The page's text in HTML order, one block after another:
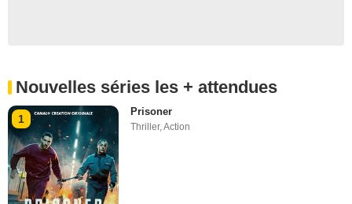
Nouvelles séries les + attendues
1
Prisoner
Thriller,Action